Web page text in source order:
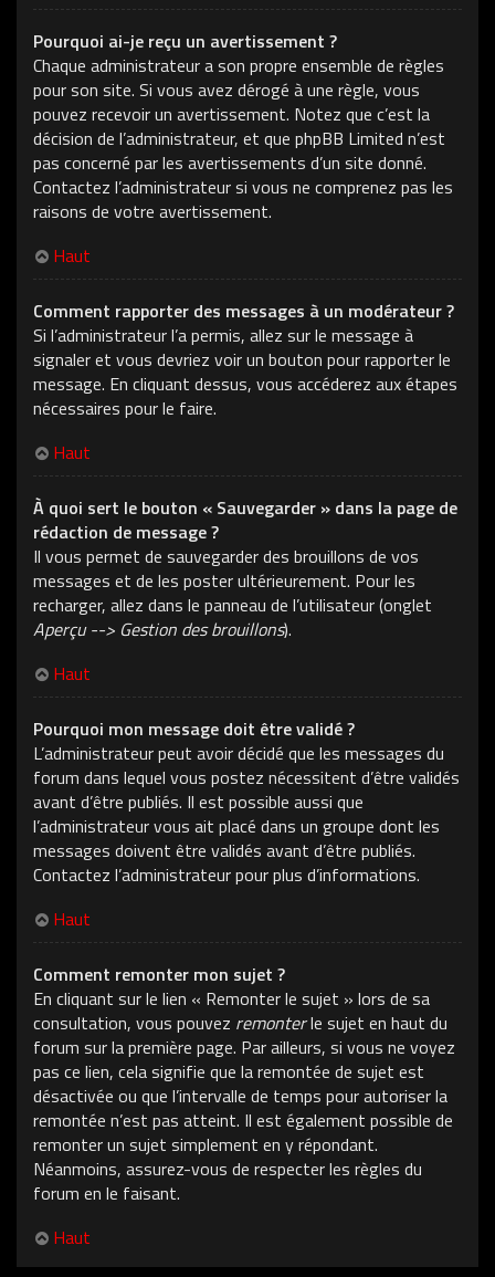
Pourquoi ai-je reçu un avertissement ?
Chaque administrateur a son propre ensemble de règles
pour son site. Si vous avez dérogé à une règle, vous
pouvez recevoir un avertissement. Notez que c’est la
décision de l’administrateur, et que phpBB Limited n’est
pas concerné par les avertissements d’un site donné.
Contactez l’administrateur si vous ne comprenez pas les
raisons de votre avertissement.
Haut
Comment rapporter des messages à un modérateur ?
Si l’administrateur l’a permis, allez sur le message à
signaler et vous devriez voir un bouton pour rapporter le
message. En cliquant dessus, vous accéderez aux étapes
nécessaires pour le faire.
Haut
À quoi sert le bouton « Sauvegarder » dans la page de
rédaction de message ?
Il vous permet de sauvegarder des brouillons de vos
messages et de les poster ultérieurement. Pour les
recharger, allez dans le panneau de l’utilisateur (onglet
Aperçu --> Gestion des brouillons).
Haut
Pourquoi mon message doit être validé ?
L’administrateur peut avoir décidé que les messages du
forum dans lequel vous postez nécessitent d’être validés
avant d’être publiés. Il est possible aussi que
l’administrateur vous ait placé dans un groupe dont les
messages doivent être validés avant d’être publiés.
Contactez l’administrateur pour plus d’informations.
Haut
Comment remonter mon sujet ?
En cliquant sur le lien « Remonter le sujet » lors de sa
consultation, vous pouvez remonterle sujet en haut du
forum sur la première page. Par ailleurs, si vous ne voyez
pas ce lien, cela signifie que la remontée de sujet est
désactivée ou que l’intervalle de temps pour autoriser la
remontée n’est pas atteint. Il est également possible de
remonter un sujet simplement en y répondant.
Néanmoins, assurez-vous de respecter les règles du
forum en le faisant.
Haut